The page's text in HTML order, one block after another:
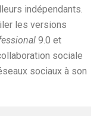
indépendants.
les versions
9.0 et
sociale
sociaux à son